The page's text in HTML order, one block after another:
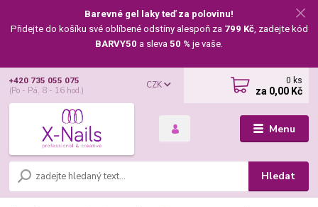
Barevné gel laky teď za polovinu!
Přidejte do košíku své oblíbené odstíny alespoň za 799 Kč, zadejte kód
BARVY50 a sleva 50 % je vaše.
Menu
CZK
Hledat
+420 735 055 075
(Po - Pá, 8 - 16 hod.)
0 ks
za 0,00 Kč